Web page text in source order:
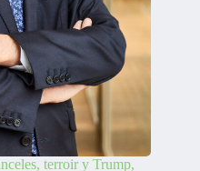
terroir y Trump,